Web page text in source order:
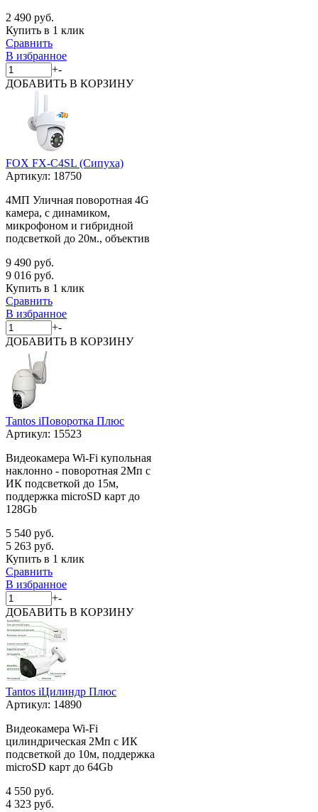
2 490 руб.
Купить в 1 клик
Сравнить
В избранное
+-
ДОБАВИТЬ В КОРЗИНУ
FOX FX-C4SL (Сипуха)
Артикул: 18750
4МП Уличная поворотная 4G
камера, с динамиком,
микрофоном и гибридной
подсветкой до 20м., объектив
9 490 руб.
9 016 руб.
Купить в 1 клик
Сравнить
В избранное
+-
ДОБАВИТЬ В КОРЗИНУ
Tantos iПоворотка Плюс
Артикул: 15523
Видеокамера Wi-Fi купольная
наклонно - поворотная 2Мп с
ИК подсветкой до 15м,
поддержка microSD карт до
128Gb
5 540 руб.
5 263 руб.
Купить в 1 клик
Сравнить
В избранное
+-
ДОБАВИТЬ В КОРЗИНУ
Tantos iЦилиндр Плюс
Артикул: 14890
Видеокамера Wi-Fi
цилиндрическая 2Мп с ИК
подсветкой до 10м, поддержка
microSD карт до 64Gb
4 550 руб.
4 323 руб.